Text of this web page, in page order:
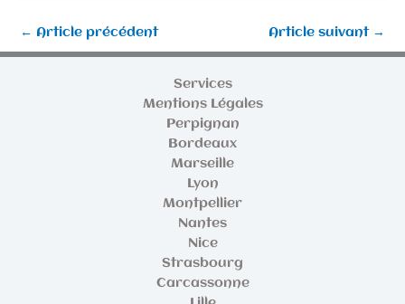
← Article précédent Article suivant →
Services
Mentions Légales
Perpignan
Bordeaux
Marseille
Lyon
Montpellier
Nantes
Nice
Strasbourg
Carcassonne